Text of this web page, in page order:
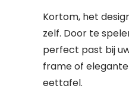
Kortom, het
zelf. Door te
perfect past bij
frame of
eettafel.